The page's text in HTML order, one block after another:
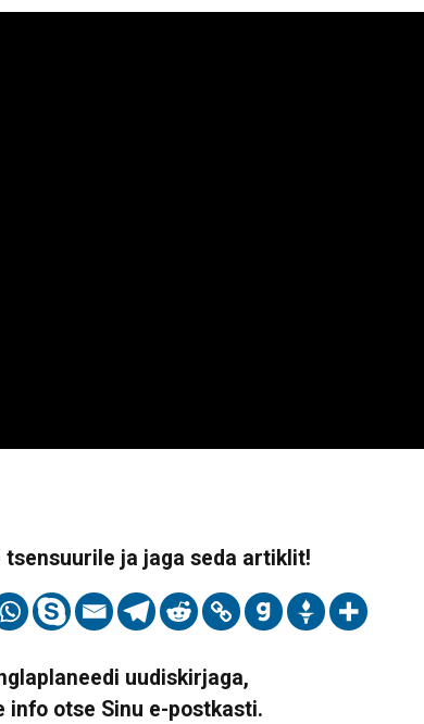
ja jaga seda artiklit!
uudiskirjaga,
info otse Sinu e-postkasti.